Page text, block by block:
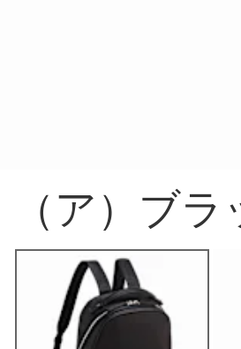
（ア）ブラ